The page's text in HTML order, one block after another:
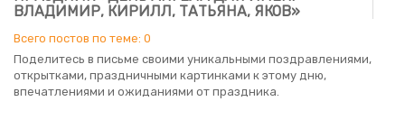
ВЛАДИМИР, КИРИЛЛ, ТАТЬЯНА, ЯКОВ»
Всего постов по теме: 0
Поделитесь в письме своими уникальными поздравлениями,
открытками, праздничными картинками к этому дню,
впечатлениями и ожиданиями от праздника.